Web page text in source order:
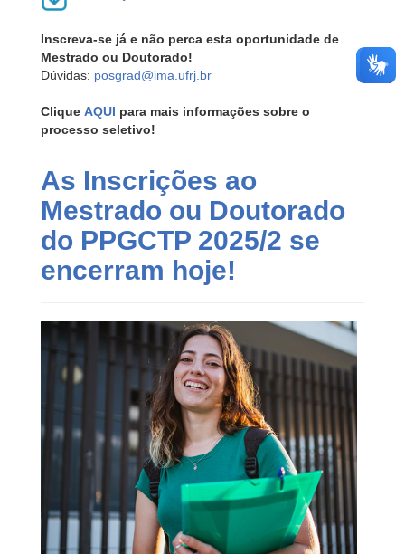
Inscreva-se já e não perca esta oportunidade de
Mestrado ou Doutorado!
Dúvidas: posgrad@ima.ufrj.br
Clique AQUI para mais informações sobre o
processo seletivo!
As Inscrições ao
Mestrado ou Doutorado
do PPGCTP 2025/2 se
encerram hoje!